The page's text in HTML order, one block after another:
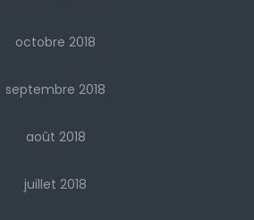
octobre 2018
septembre 2018
août 2018
juillet 2018